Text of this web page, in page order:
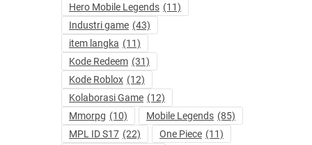
Hero Mobile Legends (11)
Industri game (43)
item langka (11)
Kode Redeem (31)
Kode Roblox (12)
Kolaborasi Game (12)
Mmorpg (10) Mobile Legends (85)
MPL ID S17 (22) One Piece (11)